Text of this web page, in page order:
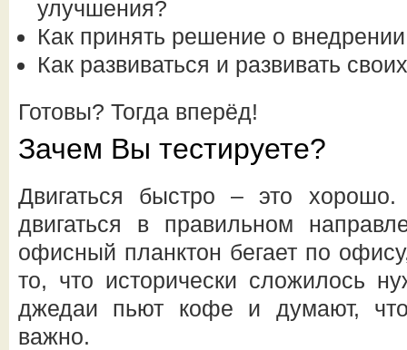
улучшения?
Как принять решение о
Как развиваться и развивать
Готовы? Тогда вперёд!
Зачем Вы тестируете?
Двигаться быстро – это
двигаться в правильном
офисный планктон бегает по
то, что исторически сложилось
джедаи пьют кофе и думают, что
важно.